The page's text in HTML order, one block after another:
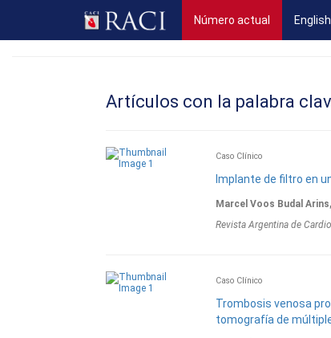
Número actual (current)
Artículos con la palabra
Caso Clínico
Implante de filtro en
Marcel Voos Budal
Revista Argentina de
Caso Clínico
Trombosis venosa
tomografía de